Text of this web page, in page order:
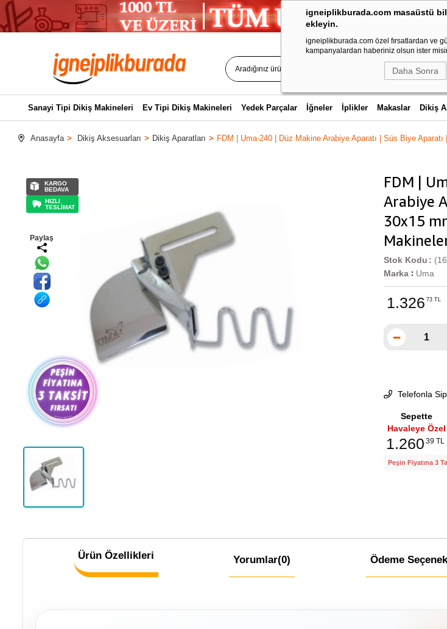
igneiplikburada.com masaüstü
ekleyin.
igneiplikburada.com özel fırsatlardan ve
kampanyalardan haberiniz olsun ister
Daha Sonra
Sanayi Tipi Dikiş Makineleri Ev Tipi Dikiş Makineleri Yedek Parçalar İğneler İplikler Makaslar Dikiş
Anasayfa Dikiş Aksesuarları Dikiş Aparatları FDM | Uma-240 | Düz Makine Arabiye Aparatı | Süs Biye
KARGO
BEDAVA
HIZLI
TESLİMAT
Paylaş
FDM |
Arabiye
30x15
Stok Kodu
Marka : Uma
1.326 73 TL
Telefonla
Sepette
Havaleye Özel
1.260 39 TL
Peşin Fiyatına 3
Ürün Özellikleri Yorumlar(0) Ödeme